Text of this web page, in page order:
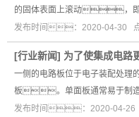
的固体表面上滚动，即
发布时间：2020-04-30
[行业新闻] 为了使集成电
一侧的电路板位于电子装配处
板。单面板通常易于制
发布时间：2020-04-